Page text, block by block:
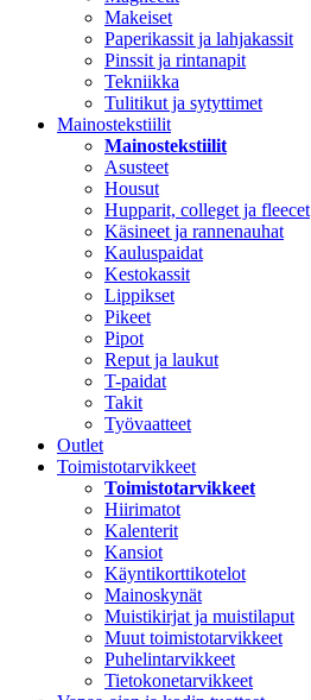
Makeiset
Paperikassit ja lahjakassit
Pinssit ja rintanapit
Tekniikka
Tulitikut ja sytyttimet
Mainostekstiilit
Mainostekstiilit
Asusteet
Housut
Hupparit, colleget ja fleecet
Käsineet ja rannenauhat
Kauluspaidat
Kestokassit
Lippikset
Pikeet
Pipot
Reput ja laukut
T-paidat
Takit
Työvaatteet
Outlet
Toimistotarvikkeet
Toimistotarvikkeet
Hiirimatot
Kalenterit
Kansiot
Käyntikorttikotelot
Mainoskynät
Muistikirjat ja muistilaput
Muut toimistotarvikkeet
Puhelintarvikkeet
Tietokonetarvikkeet